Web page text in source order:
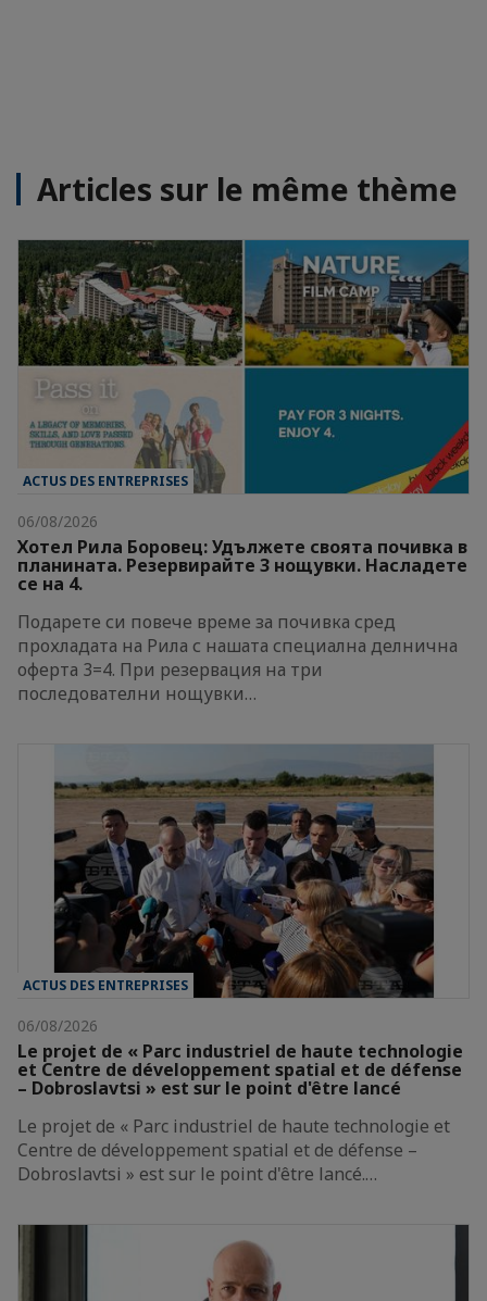
Articles sur le même thème
ACTUS DES ENTREPRISES
06/08/2026
Хотел Рила Боровец: Удължете своята почивка в
планината. Резервирайте 3 нощувки. Насладете
се на 4.
Подарете си повече време за почивка сред
прохладата на Рила с нашата специална делнична
оферта 3=4. При резервация на три
последователни нощувки…
ACTUS DES ENTREPRISES
06/08/2026
Le projet de « Parc industriel de haute technologie
et Centre de développement spatial et de défense
– Dobroslavtsi » est sur le point d'être lancé
Le projet de « Parc industriel de haute technologie et
Centre de développement spatial et de défense –
Dobroslavtsi » est sur le point d'être lancé.…